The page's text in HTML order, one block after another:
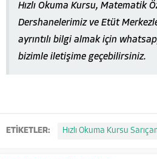
Hızlı Okuma Kursu, Matematik
Dershanelerimiz ve Etüt
ayrıntılı bilgi almak için
bizimle iletişime geçebilirsiniz.
ETİKETLER: Hızlı Okuma Kursu